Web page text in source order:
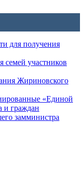
для получения
семей участников
Жириновского
«Единой
и граждан
замминистра